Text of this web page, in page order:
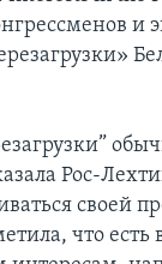
и
Рос-
своей
что есть